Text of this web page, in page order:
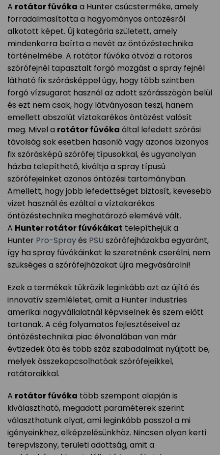
A rotátor fúvóka a Hunter csúcsterméke, amely
forradalmasította a hagyományos öntözésről
alkotott képet. Új kategória született, amely
mindenkorra beírta a nevét az öntözéstechnika
történelmébe. A rotátor fúvóka ötvözi a rotoros
szórófejnél tapasztalt forgó mozgást a spray fejnél
látható fix szórásképpel úgy, hogy több szintben
forgó vízsugarat használ az adott szórásszögön belül
és ezt nem csak, hogy látványosan teszi, hanem
emellett abszolút víztakarékos öntözést valósít
meg. Mivel a rotátor fúvóka által lefedett szórási
távolság sok esetben hasonló vagy azonos bizonyos
fix szórásképű szórófej típusokkal, és ugyanolyan
házba telepíthető, kiváltja a spray típusú
szórófejeinket azonos öntözési tartományban.
Amellett, hogy jobb lefedettséget biztosít, kevesebb
vizet használ és ezáltal a víztakarékos
öntözéstechnika meghatározó elemévé vált.
A Hunter rotátor fúvókákat telepíthejük a
Hunter Pro-Sprayés PSU szórófejházakba egyaránt,
így ha spray fúvókáinkat le szeretnénk cserélni, nem
szükséges a szórófejházakat újra megvásárolni!
Ezek a termékek tükrözik leginkább azt az újító és
innovatív szemléletet, amit a Hunter Industries
amerikai nagyvállalatnál képviselnek és szem előtt
tartanak. A cég folyamatos fejlesztéseivel az
öntözéstechnikai piac élvonalában van már
évtizedek óta és több száz szabadalmat nyújtott be,
melyek összekapcsolhatóak szórófejeikkel,
rotátoraikkal.
A rotátor fúvóka több szempont alapján is
kiválasztható, megadott paraméterek szerint
választhatunk olyat, ami leginkább passzol a mi
igényeinkhez, elképzelésünkhöz. Nincsen olyan kerti
terepviszony, területi adottság, amit a